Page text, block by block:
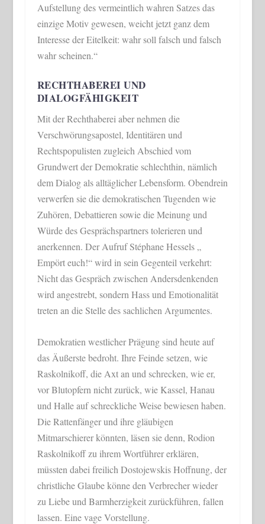
Aufstellung des vermeintlich wahren Satzes das
einzige Motiv gewesen, weicht jetzt ganz dem
Interesse der Eitelkeit: wahr soll falsch und falsch
wahr scheinen.“
RECHTHABEREI UND
DIALOGFÄHIGKEIT
Mit der Rechthaberei aber nehmen die
Verschwörungsapostel, Identitären und
Rechtspopulisten zugleich Abschied vom
Grundwert der Demokratie schlechthin, nämlich
dem Dialog als alltäglicher Lebensform. Obendrein
verwerfen sie die demokratischen Tugenden wie
Zuhören, Debattieren sowie die Meinung und
Würde des Gesprächspartners tolerieren und
anerkennen. Der Aufruf Stéphane Hessels „
Empört euch!“ wird in sein Gegenteil verkehrt:
Nicht das Gespräch zwischen Andersdenkenden
wird angestrebt, sondern Hass und Emotionalität
treten an die Stelle des sachlichen Argumentes.
Demokratien westlicher Prägung sind heute auf
das Äußerste bedroht. Ihre Feinde setzen, wie
Raskolnikoff, die Axt an und schrecken, wie er,
vor Blutopfern nicht zurück, wie Kassel, Hanau
und Halle auf schreckliche Weise bewiesen haben.
Die Rattenfänger und ihre gläubigen
Mitmarschierer könnten, läsen sie denn, Rodion
Raskolnikoff zu ihrem Wortführer erklären,
müssten dabei freilich Dostojewskis Hoffnung, der
christliche Glaube könne den Verbrecher wieder
zu Liebe und Barmherzigkeit zurückführen, fallen
lassen. Eine vage Vorstellung.